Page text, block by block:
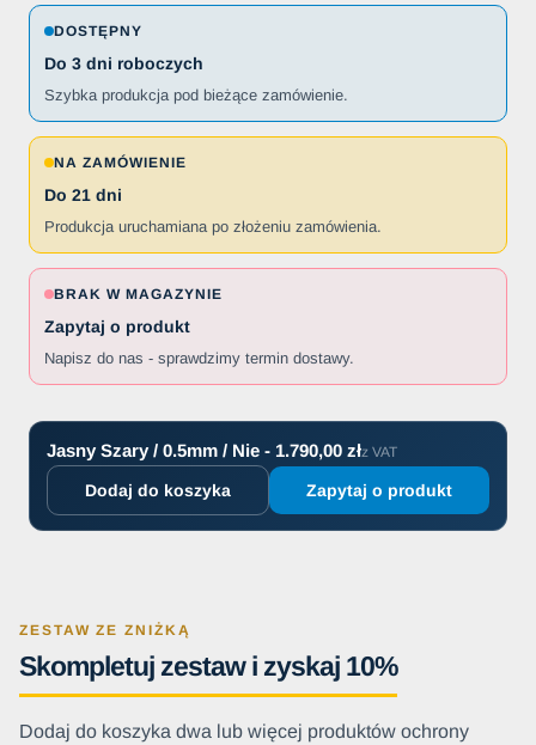
DOSTĘPNY
Do 3 dni roboczych
Szybka produkcja pod bieżące zamówienie.
NA ZAMÓWIENIE
Do 21 dni
Produkcja uruchamiana po złożeniu zamówienia.
BRAK W MAGAZYNIE
Zapytaj o produkt
Napisz do nas - sprawdzimy termin dostawy.
Jasny Szary / 0.5mm / Nie - 1.790,00 złz VAT
Dodaj do koszyka Zapytaj o produkt
ZESTAW ZE ZNIŻKĄ
Skompletuj zestaw i zyskaj 10%
Dodaj do koszyka dwa lub więcej produktów ochrony